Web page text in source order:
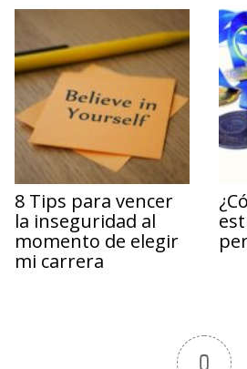
8 Tips para vencer
la inseguridad al
momento de elegir
mi carrera
0